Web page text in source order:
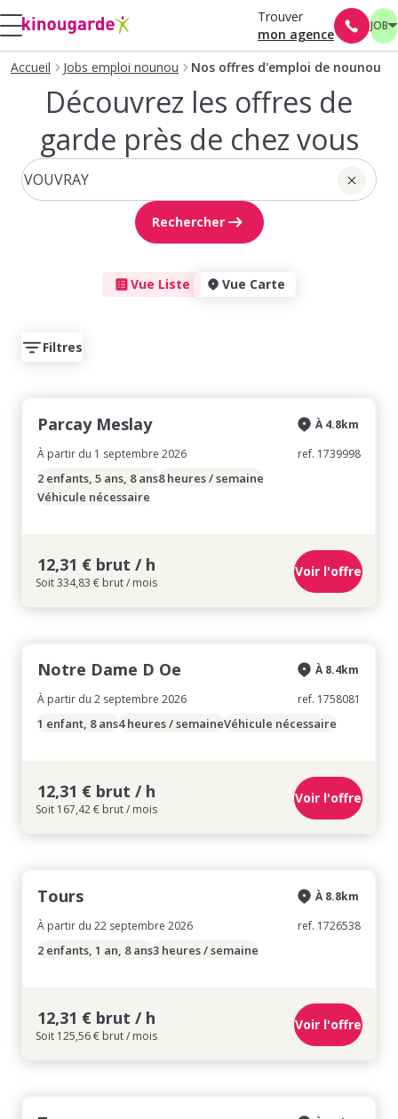
Trouver
mon agence
JOB
Accueil Jobs emploi nounou Nos offres d'emploi de nounou
Découvrez les offres de
garde près de chez vous
Rechercher
Vue Liste Vue Carte
Filtres
Parcay Meslay
À partir du 1 septembre 2026
À 4.8km
ref. 1739998
2 enfants, 5 ans, 8 ans8 heures / semaine
Véhicule nécessaire
12,31 € brut / h
Soit 334,83 € brut / mois
Voir l'offre
Notre Dame D Oe
À partir du 2 septembre 2026
À 8.4km
ref. 1758081
1 enfant, 8 ans4 heures / semaineVéhicule nécessaire
12,31 € brut / h
Soit 167,42 € brut / mois
Voir l'offre
Tours
À partir du 22 septembre 2026
À 8.8km
ref. 1726538
2 enfants, 1 an, 8 ans3 heures / semaine
12,31 € brut / h
Soit 125,56 € brut / mois
Voir l'offre